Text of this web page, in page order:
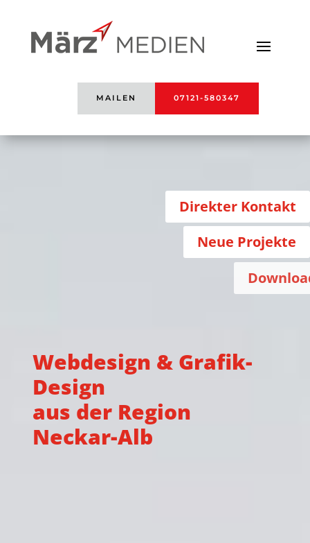
MAILEN 07121-580347
Direkter Kontakt
Neue Projekte
Downloads
Webdesign & Grafik-
Design
aus der Region
Neckar-Alb